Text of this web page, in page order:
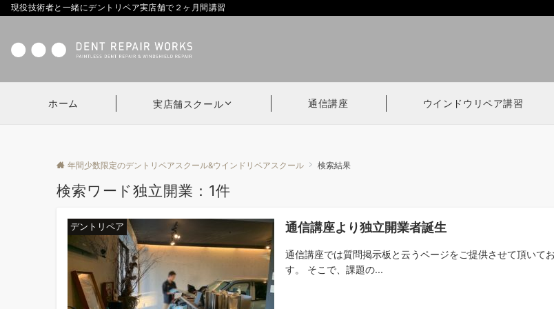
現役技術者と一緒にデントリペア実店舗で２ヶ月間講習
ホーム 実店舗スクール 通信講座 ウインドウリペア講習
年間少数限定のデントリペアスクール&ウインドリペアスクール 検索結果
検索ワード独立開業：1件
デントリペア 通信講座より独立開業者誕生
通信講座では質問掲示板と云うページをご提供させて頂いて
す。 そこで、課題の...